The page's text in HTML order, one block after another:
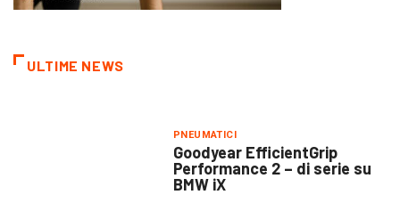
ULTIME NEWS
PNEUMATICI
Goodyear EfficientGrip
Performance 2 – di serie su
BMW iX